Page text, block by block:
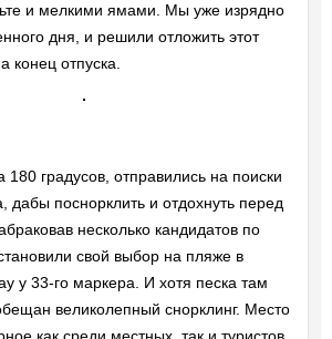
и мелкими ямами. Мы уже изрядно
дня, и решили отложить этот
конец отпуска.
180 градусов, отправились на поиски
дабы поснорклить и отдохнуть перед
несколько кандидатов по
свой выбор на пляже в
у 33-го маркера. И хотя песка там
великолепный снорклинг. Место